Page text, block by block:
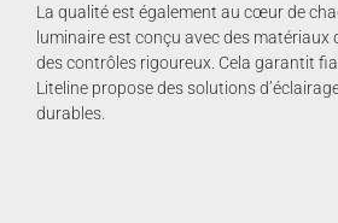
La qualité est également au cœur de
luminaire est conçu avec des matériaux
des contrôles rigoureux. Cela garantit
Liteline propose des solutions
durables.